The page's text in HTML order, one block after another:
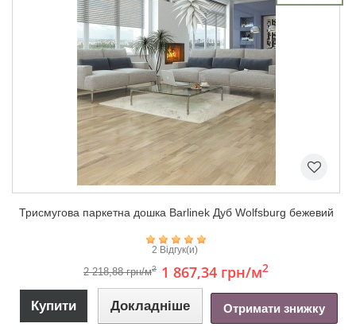
Триcмугова паркетна дошка Barlinek Дуб Wolfsburg бежевий
2 Відгук(и)
2 218,88 грн/м2 1 867,34 грн/м2
Купити Докладніше Отримати знижку